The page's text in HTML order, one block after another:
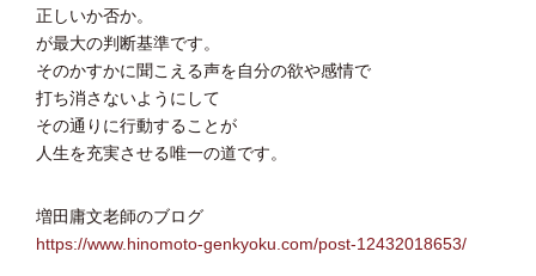
正しいか否か。
が最大の判断基準です。
そのかすかに聞こえる声を自分の欲や感情で
打ち消さないようにして
その通りに行動することが
人生を充実させる唯一の道です。
増田庸文老師のブログ
https://www.hinomoto-genkyoku.com/post-12432018653/